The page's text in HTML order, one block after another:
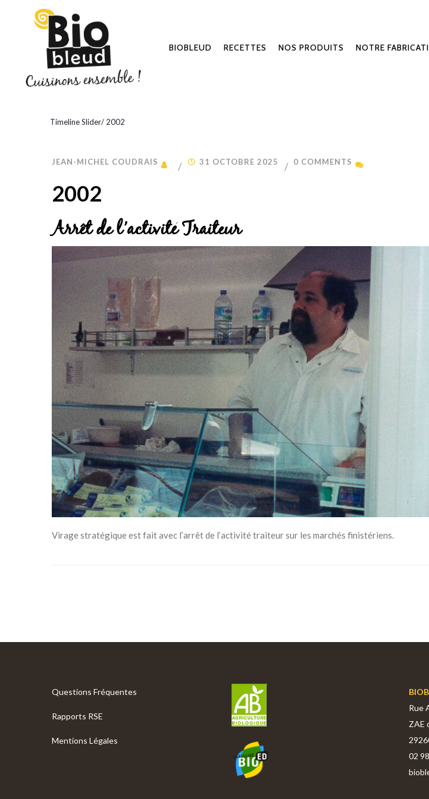
BIOBLEUD RECETTES NOS PRODUITS NOTRE
Timeline Slider/ 2002
JEAN-MICHEL COUDRAIS 31 OCTOBRE 2025 0 COMMENTS
2002
Arrêt de l’activité Traiteur
Virage stratégique est fait avec l’arrêt de l’activité traiteur sur les marchés finistériens.
Questions Fréquentes
Rapports RSE
Mentions Légales
Rue
ZAE
02